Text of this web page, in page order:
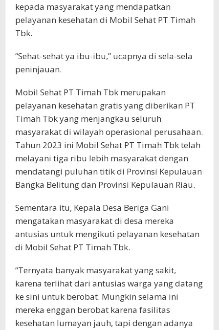
kepada masyarakat yang mendapatkan
pelayanan kesehatan di Mobil Sehat PT Timah
Tbk.
“Sehat-sehat ya ibu-ibu,” ucapnya di sela-sela
peninjauan.
Mobil Sehat PT Timah Tbk merupakan
pelayanan kesehatan gratis yang diberikan PT
Timah Tbk yang menjangkau seluruh
masyarakat di wilayah operasional perusahaan.
Tahun 2023 ini Mobil Sehat PT Timah Tbk telah
melayani tiga ribu lebih masyarakat dengan
mendatangi puluhan titik di Provinsi Kepulauan
Bangka Belitung dan Provinsi Kepulauan Riau.
Sementara itu, Kepala Desa Beriga Gani
mengatakan masyarakat di desa mereka
antusias untuk mengikuti pelayanan kesehatan
di Mobil Sehat PT Timah Tbk.
“Ternyata banyak masyarakat yang sakit,
karena terlihat dari antusias warga yang datang
ke sini untuk berobat. Mungkin selama ini
mereka enggan berobat karena fasilitas
kesehatan lumayan jauh, tapi dengan adanya